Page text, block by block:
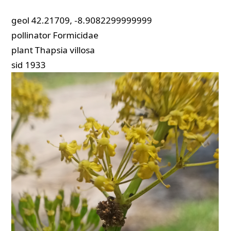
geol 42.21709, -8.9082299999999
pollinator Formicidae
plantThapsia villosa
sid 1933